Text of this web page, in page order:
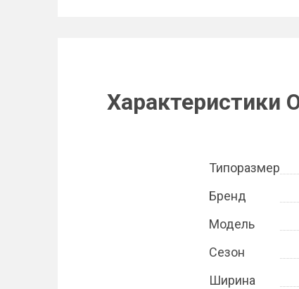
Характеристики
Типоразмер
Бренд
Модель
Сезон
Ширина